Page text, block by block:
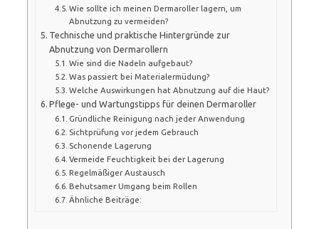
Wie sollte ich meinen Dermaroller lagern, um
Abnutzung zu vermeiden?
Technische und praktische Hintergründe zur
Abnutzung von Dermarollern
Wie sind die Nadeln aufgebaut?
Was passiert bei Materialermüdung?
Welche Auswirkungen hat Abnutzung auf die Haut?
Pflege- und Wartungstipps für deinen Dermaroller
Gründliche Reinigung nach jeder Anwendung
Sichtprüfung vor jedem Gebrauch
Schonende Lagerung
Vermeide Feuchtigkeit bei der Lagerung
Regelmäßiger Austausch
Behutsamer Umgang beim Rollen
Ähnliche Beiträge: